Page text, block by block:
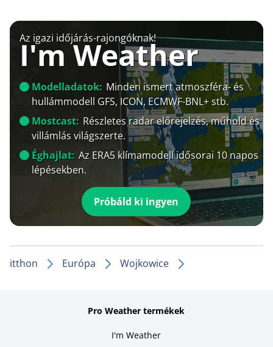
Az igazi időjárás-rajongóknak!
I'm Weather
Modelladatok: Minden ismert atmoszféra- és
hullámmodell GFS, ICON, ECMWF-BNL+ stb.
Mostcast: Részletes radar előrejelzés, műhold és
villámlás világszerte.
Éghajlat: Az ERA5 klímamodell idősorai 10 napos
lépésekben.
Próbáld ki ingyen
itthon Európa Wojkowice
Pro Weather termékek
I'm Weather